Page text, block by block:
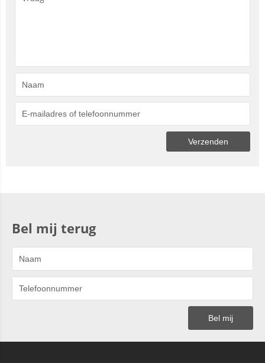
Bel mij terug